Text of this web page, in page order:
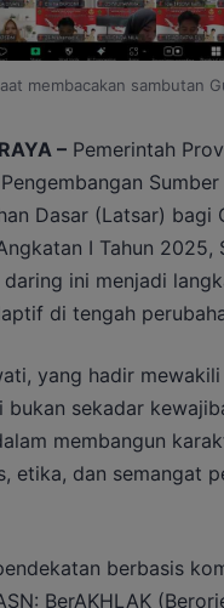
membacakan sambutan
–Pemerintah
Dasar (Latsar) bagi
I Tahun
ini menjadi
di tengah
yang hadir
bukan sekadar
membangun
etika, dan semangat
berbasis
BerAKHLAK